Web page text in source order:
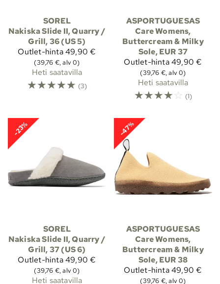
SOREL
Nakiska Slide II, Quarry /
Grill, 36 (US 5)
Outlet-hinta49,90 €
(39,76 €, alv 0)
Heti saatavilla
☆☆☆☆☆ (3)
ASPORTUGUESAS
Care Womens,
Buttercream & Milky
Sole, EUR 37
Outlet-hinta49,90 €
(39,76 €, alv 0)
Heti saatavilla
☆☆☆☆☆ (1)
-23%
SOREL
Nakiska Slide II, Quarry /
Grill, 37 (US 6)
Outlet-hinta49,90 €
(39,76 €, alv 0)
Heti saatavilla
-47%
ASPORTUGUESAS
Care Womens,
Buttercream & Milky
Sole, EUR 38
Outlet-hinta49,90 €
(39,76 €, alv 0)